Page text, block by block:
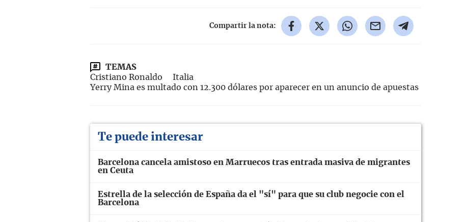
Compartir la nota:
TEMAS
Cristiano Ronaldo
Italia
Yerry Mina es multado con 12.300 dólares por aparecer en un anuncio de apuestas
Te puede interesar
Barcelona cancela amistoso en Marruecos tras entrada masiva de migrantes
en Ceuta
Estrella de la selección de España da el "sí" para que su club negocie con el
Barcelona